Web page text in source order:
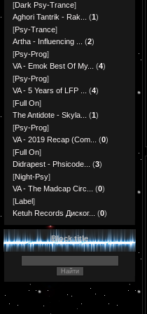
[Dark Psy-Trance]
Aghori Tantrik - Rak...
(1)
[Psy-Trance]
Artha - Influencing ...
(2)
[Psy-Prog]
VA - Emok Best Of My...
(4)
[Psy-Prog]
VA - 5 Years of LFP ...
(4)
[Full On]
The Antidote - Skyla...
(1)
[Psy-Prog]
VA - 2019 Recap (Com...
(0)
[Full On]
Didrapest - Phsicode...
(3)
[Night-Psy]
VA - The Madcap Circ...
(0)
[Label]
Ketuh Records Диског...
(0)
Block title